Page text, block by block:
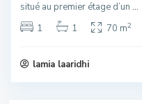
situé au premier étage d’un ...
1
1 70 m2
lamia laaridhi